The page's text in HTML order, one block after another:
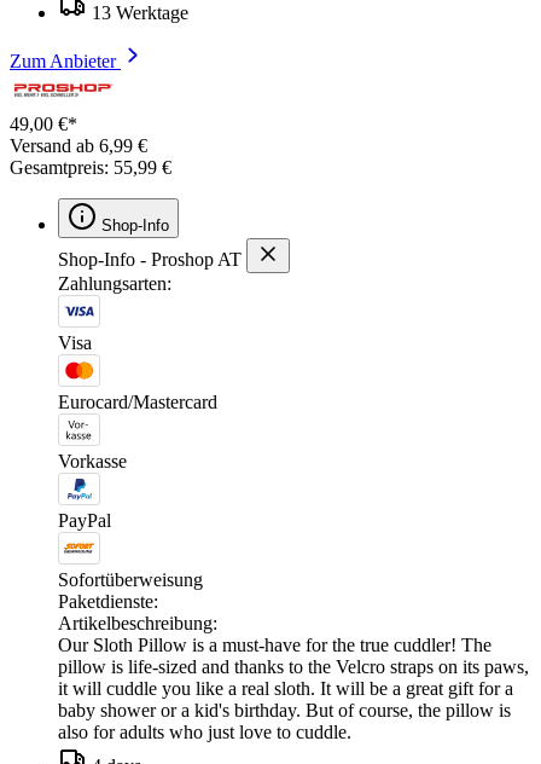
13 Werktage
Zum Anbieter
49,00 €*
Versand ab 6,99 €
Gesamtpreis: 55,99 €
Shop-Info
Shop-Info - Proshop AT
Zahlungsarten:
Visa
Eurocard/Mastercard
Vorkasse
PayPal
Sofortüberweisung
Paketdienste:
Artikelbeschreibung:
Our Sloth Pillow is a must-have for the true cuddler! The
pillow is life-sized and thanks to the Velcro straps on its paws,
it will cuddle you like a real sloth. It will be a great gift for a
baby shower or a kid's birthday. But of course, the pillow is
also for adults who just love to cuddle.